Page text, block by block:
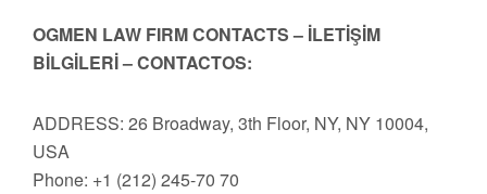
OGMEN LAW FIRM CONTACTS – İLETİŞİM
BİLGİLERİ – CONTACTOS:
ADDRESS: 26 Broadway, 3th Floor, NY, NY 10004,
USA
Phone: +1 (212) 245-70 70